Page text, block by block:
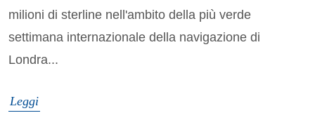
milioni di sterline nell'ambito della più verde
settimana internazionale della navigazione di
Londra...
Leggi